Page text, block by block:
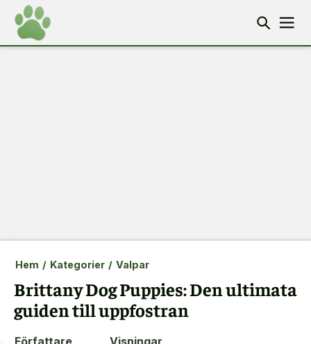
Hem / Kategorier / Valpar
Brittany Dog Puppies: Den ultimata
guiden till uppfostran
Författare
Visningar